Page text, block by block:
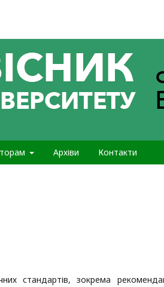
Архіви Контакти
стандартів, зокрема